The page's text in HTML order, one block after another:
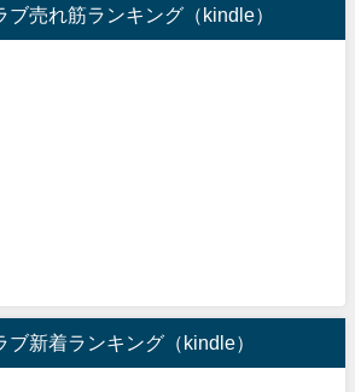
売れ筋ランキング（kindle）
新着ランキング（kindle）